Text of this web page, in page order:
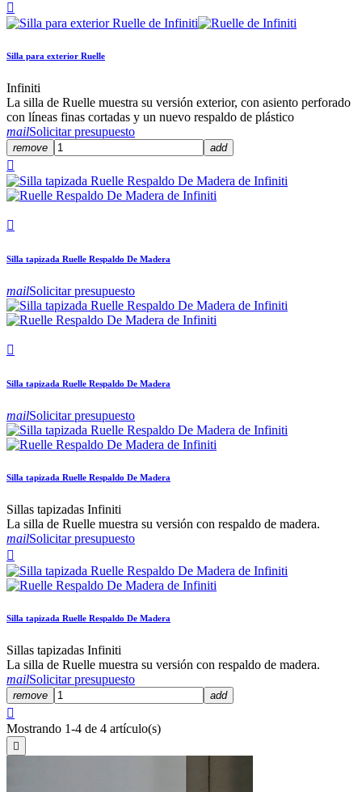

Silla para exterior Ruelle
Infiniti
La silla de Ruelle muestra su versión exterior, con asiento perforado
con líneas finas cortadas y un nuevo respaldo de plástico
mailSolicitar presupuesto
remove add


Silla tapizada Ruelle Respaldo De Madera
mailSolicitar presupuesto

Silla tapizada Ruelle Respaldo De Madera
mailSolicitar presupuesto
Silla tapizada Ruelle Respaldo De Madera
Sillas tapizadas Infiniti
La silla de Ruelle muestra su versión con respaldo de madera.
mailSolicitar presupuesto

Silla tapizada Ruelle Respaldo De Madera
Sillas tapizadas Infiniti
La silla de Ruelle muestra su versión con respaldo de madera.
mailSolicitar presupuesto
remove add

Mostrando 1-4 de 4 artículo(s)
